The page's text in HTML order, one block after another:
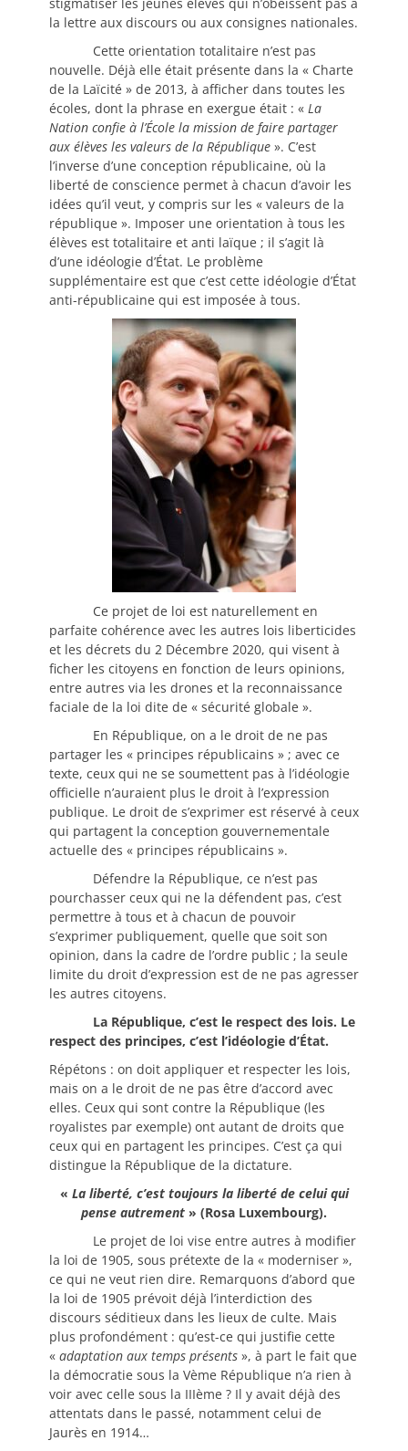
la lettre aux discours ou aux consignes nationales.
Cette orientation totalitaire n’est pas
nouvelle. Déjà elle était présente dans la « Charte
de la Laïcité » de 2013, à afficher dans toutes les
écoles, dont la phrase en exergue était : « La
Nation confie à l’École la mission de faire partager
aux élèves les valeurs de la République ». C’est
l’inverse d’une conception républicaine, où la
liberté de conscience permet à chacun d’avoir les
idées qu’il veut, y compris sur les « valeurs de la
république ». Imposer une orientation à tous les
élèves est totalitaire et anti laïque ; il s’agit là
d’une idéologie d’État. Le problème
supplémentaire est que c’est cette idéologie d’État
anti-républicaine qui est imposée à tous.
Ce projet de loi est naturellement en
parfaite cohérence avec les autres lois liberticides
et les décrets du 2 Décembre 2020, qui visent à
ficher les citoyens en fonction de leurs opinions,
entre autres via les drones et la reconnaissance
faciale de la loi dite de « sécurité globale ».
En République, on a le droit de ne pas
partager les « principes républicains » ; avec ce
texte, ceux qui ne se soumettent pas à l’idéologie
officielle n’auraient plus le droit à l’expression
publique. Le droit de s’exprimer est réservé à ceux
qui partagent la conception gouvernementale
actuelle des « principes républicains ».
Défendre la République, ce n’est pas
pourchasser ceux qui ne la défendent pas, c’est
permettre à tous et à chacun de pouvoir
s’exprimer publiquement, quelle que soit son
opinion, dans la cadre de l’ordre public ; la seule
limite du droit d’expression est de ne pas agresser
les autres citoyens.
La République, c’est le respect des lois. Le
respect des principes, c’est l’idéologie d’État.
Répétons : on doit appliquer et respecter les lois,
mais on a le droit de ne pas être d’accord avec
elles. Ceux qui sont contre la République (les
royalistes par exemple) ont autant de droits que
ceux qui en partagent les principes. C’est ça qui
distingue la République de la dictature.
« La liberté, c’est toujours la liberté de celui qui
pense autrement » (Rosa Luxembourg).
Le projet de loi vise entre autres à modifier
la loi de 1905, sous prétexte de la « moderniser »,
ce qui ne veut rien dire. Remarquons d’abord que
la loi de 1905 prévoit déjà l’interdiction des
discours séditieux dans les lieux de culte. Mais
plus profondément : qu’est-ce qui justifie cette
« adaptation aux temps présents », à part le fait que
la démocratie sous la Vème République n’a rien à
voir avec celle sous la IIIème ? Il y avait déjà des
attentats dans le passé, notamment celui de
Jaurès en 1914…